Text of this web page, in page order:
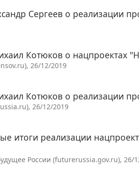
Сергеев о реализации
Котюков о нацпроектах
26/12/2019
Котюков о реализации
26/12/2019
итоги реализации
России (futurerussia.gov.ru), 26/